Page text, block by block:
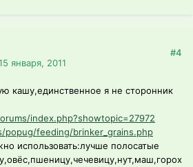
января, 2011
#4
кашу,единственное я не сторонник
index.php?showtopic=27972
feeding/brinker_grains.php
использовать:лучше полосатые